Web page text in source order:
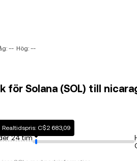
-- Hög: --
Solana (SOL) till
24 tim
Realtidspris: C$2 683,09